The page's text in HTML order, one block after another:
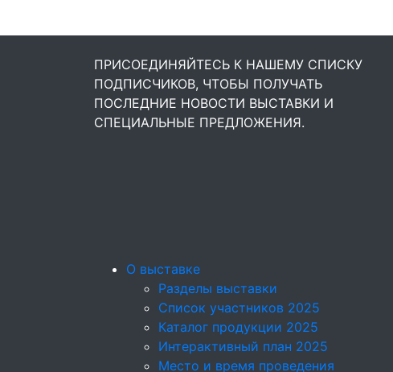
ПРИСОЕДИНЯЙТЕСЬ К НАШЕМУ СПИСКУ
ПОДПИСЧИКОВ, ЧТОБЫ ПОЛУЧАТЬ
ПОСЛЕДНИЕ НОВОСТИ ВЫСТАВКИ И
СПЕЦИАЛЬНЫЕ ПРЕДЛОЖЕНИЯ.
О выставке
Разделы выставки
Список участников 2025
Каталог продукции 2025
Интерактивный план 2025
Место и время проведения